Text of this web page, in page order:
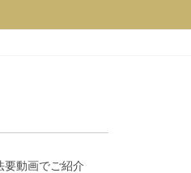
要動画でご紹介